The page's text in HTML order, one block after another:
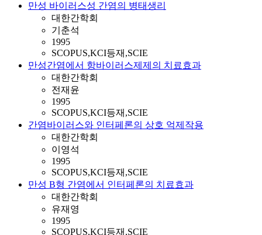
만성 바이러스성 간염의 병태생리
대한간학회
기춘석
1995
SCOPUS,KCI등재,SCIE
만성간염에서 항바이러스제제의 치료효과
대한간학회
전재윤
1995
SCOPUS,KCI등재,SCIE
간염바이러스와 인터페론의 상호 억제작용
대한간학회
이영석
1995
SCOPUS,KCI등재,SCIE
만성 B형 간염에서 인터페론의 치료효과
대한간학회
유재영
1995
SCOPUS,KCI등재,SCIE